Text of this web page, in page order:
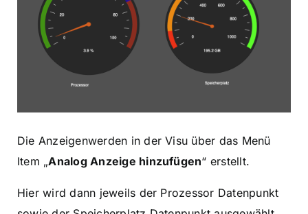
Die Anzeigenwerden in der Visu über das Menü
Item „Analog Anzeige hinzufügen“ erstellt.
Hier wird dann jeweils der Prozessor Datenpunkt